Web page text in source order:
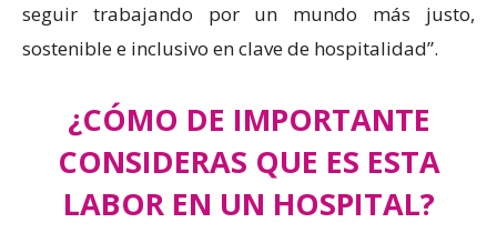
seguir trabajando por un mundo más justo,
sostenible e inclusivo en clave de hospitalidad”.
¿CÓMO DE IMPORTANTE
CONSIDERAS QUE ES ESTA
LABOR EN UN HOSPITAL?